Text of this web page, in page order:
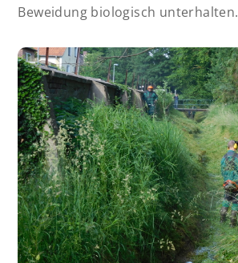
Beweidung biologisch unterhalten.